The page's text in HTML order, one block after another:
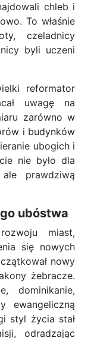
chleb i
To właśnie
czeladnicy
byli uczeni
reformator
uwagę na
zarówno w
i budynków
ubogich i
nie było dla
prawdziwą
ubóstwa
miast,
się nowych
nowy
żebracze.
dominikanie,
ewangeliczną
styl życia stał
odradzając